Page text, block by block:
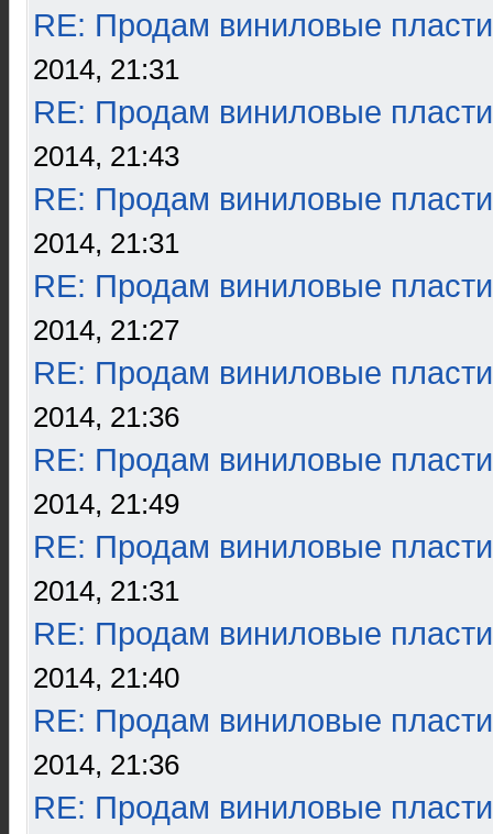
RE: Продам виниловые
2014, 21:31
RE: Продам виниловые
2014, 21:43
RE: Продам виниловые
2014, 21:31
RE: Продам виниловые
2014, 21:27
RE: Продам виниловые
2014, 21:36
RE: Продам виниловые
2014, 21:49
RE: Продам виниловые
2014, 21:31
RE: Продам виниловые
2014, 21:40
RE: Продам виниловые
2014, 21:36
RE: Продам виниловые